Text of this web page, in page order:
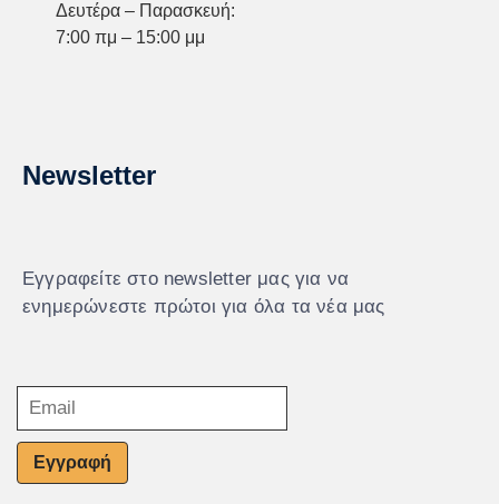
Δευτέρα – Παρασκευή:
7:00 πμ – 15:00 μμ
Newsletter
Εγγραφείτε στο newsletter μας για να
ενημερώνεστε πρώτοι για όλα τα νέα μας
Εγγραφή